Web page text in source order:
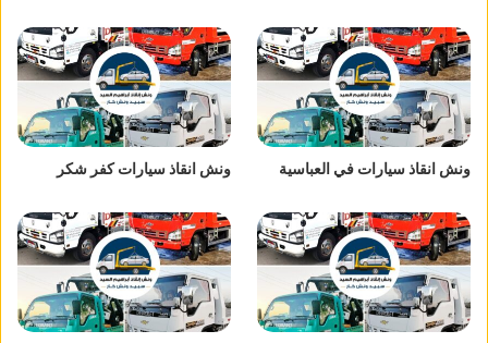
ونش انقاذ سيارات في العباسية ونش انقاذ سيارات كفر شكر